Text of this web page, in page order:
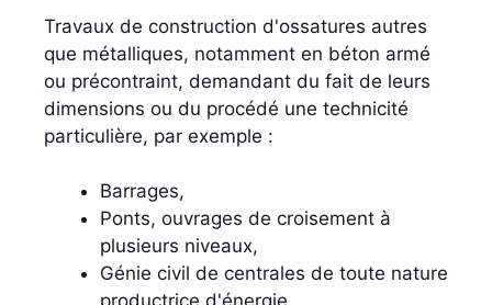
Travaux de construction d'ossatures autres
que métalliques, notamment en béton armé
ou précontraint, demandant du fait de leurs
dimensions ou du procédé une technicité
particulière, par exemple :
Barrages,
Ponts, ouvrages de croisement à
plusieurs niveaux,
Génie civil de centrales de toute nature
productrice d'énergie,